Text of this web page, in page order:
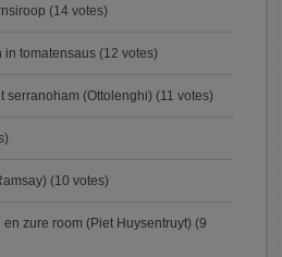
(14 votes)
in tomatensaus (12 votes)
serranoham (Ottolenghi) (11 votes)
(10 votes)
zure room (Piet Huysentruyt) (9